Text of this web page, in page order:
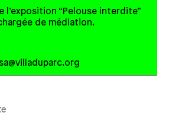
l’exposition “Pelouse interdite”
de médiation.